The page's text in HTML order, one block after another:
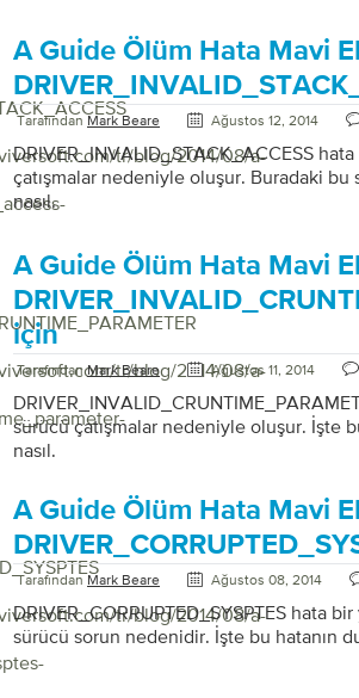
tr/blog/2014/08/a-
A Guide Ölüm Hata Mavi
Tarafından Mark Beare Ağustos 12, 2014
DRIVER_INVALID_STACK_ACCESS
çatışmalar nedeniyle oluşur. Buradaki
nasıl.
tr/blog/2014/08/a-
A Guide Ölüm Hata Mavi
için
TarafındanMark Beare Ağustos 11, 2014
sürücü çatışmalar nedeniyle oluşur. İşte
nasıl.
tr/blog/2014/08/a-
A Guide Ölüm Hata Mavi
Tarafından Mark Beare Ağustos 08, 2014
DRIVER_CORRUPTED_SYSPTES hata bir
sürücü sorun nedenidir. İşte bu hatanın